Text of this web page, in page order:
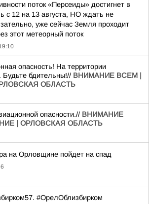
поток «Персеиды» достигнет в
с 12 на 13 августа, НО ждать не
уже сейчас Земля проходит
этот метеорный поток
опасность! На территории
Будьте бдительны!// ВНИМАНИЕ ВСЕМ |
ОБЛАСТЬ
опасности.// ВНИМАНИЕ
| ОРЛОВСКАЯ ОБЛАСТЬ
на Орловщине пойдет на спад
#ОрелОблизбирком